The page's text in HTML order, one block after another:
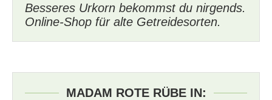
Besseres Urkorn bekommst du nirgends.
Online-Shop für alte Getreidesorten.
MADAM ROTE RÜBE IN: